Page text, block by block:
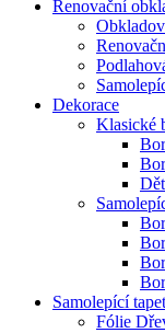
Renovační
Dekorace
Klasické
Samolepící
Fólie